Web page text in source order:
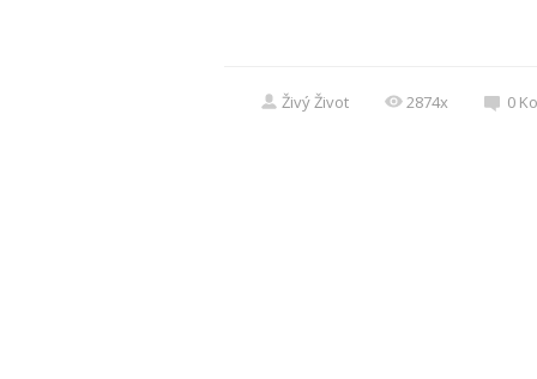
Živý Život 2874x 0